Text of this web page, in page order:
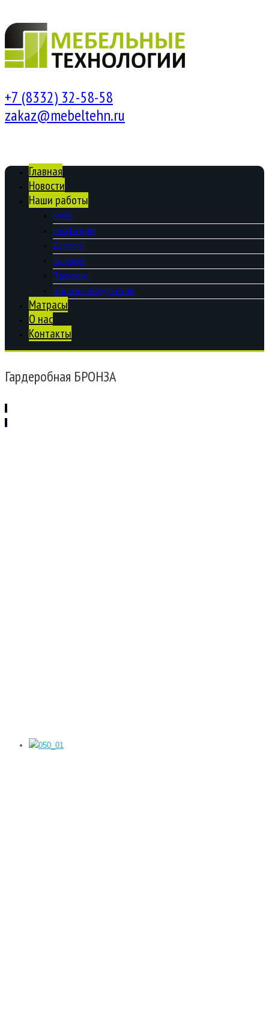
+7 (8332) 32-58-58
zakaz@mebeltehn.ru
Главная
Новости
Наши работы
Кухни
Шкафы-купе
Детские
Гостиные
Прихожие
Торговое оборудование
Матрасы
О нас
Контакты
Гардеробная БРОНЗА